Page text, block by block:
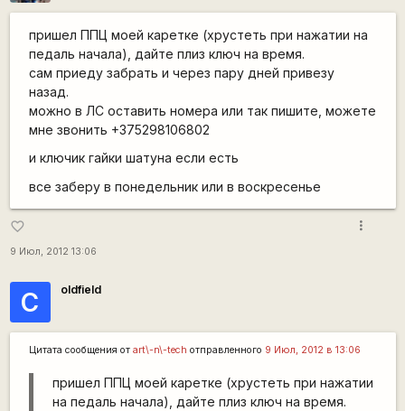
пришел ППЦ моей каретке (хрустеть при нажатии на
педаль начала), дайте плиз ключ на время.
сам приеду забрать и через пару дней привезу
назад.
можно в ЛС оставить номера или так пишите, можете
мне звонить +375298106802
и ключик гайки шатуна если есть
все заберу в понедельник или в воскресенье
favorite_border
9 Июл, 2012 13:06
more_vert
С oldfield
Цитата сообщения от art\-n\-tech отправленного 9 Июл, 2012 в 13:06
пришел ППЦ моей каретке (хрустеть при нажатии
на педаль начала), дайте плиз ключ на время.